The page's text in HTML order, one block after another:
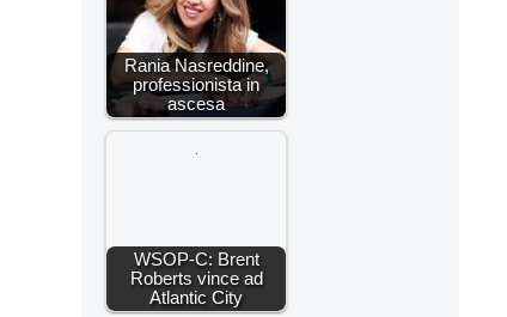
Rania Nasreddine,
professionista in
ascesa
WSOP-C: Brent
Roberts vince ad
Atlantic City